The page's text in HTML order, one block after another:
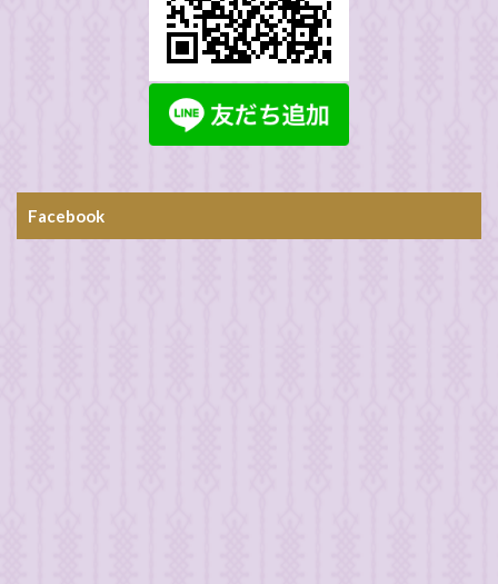
Facebook